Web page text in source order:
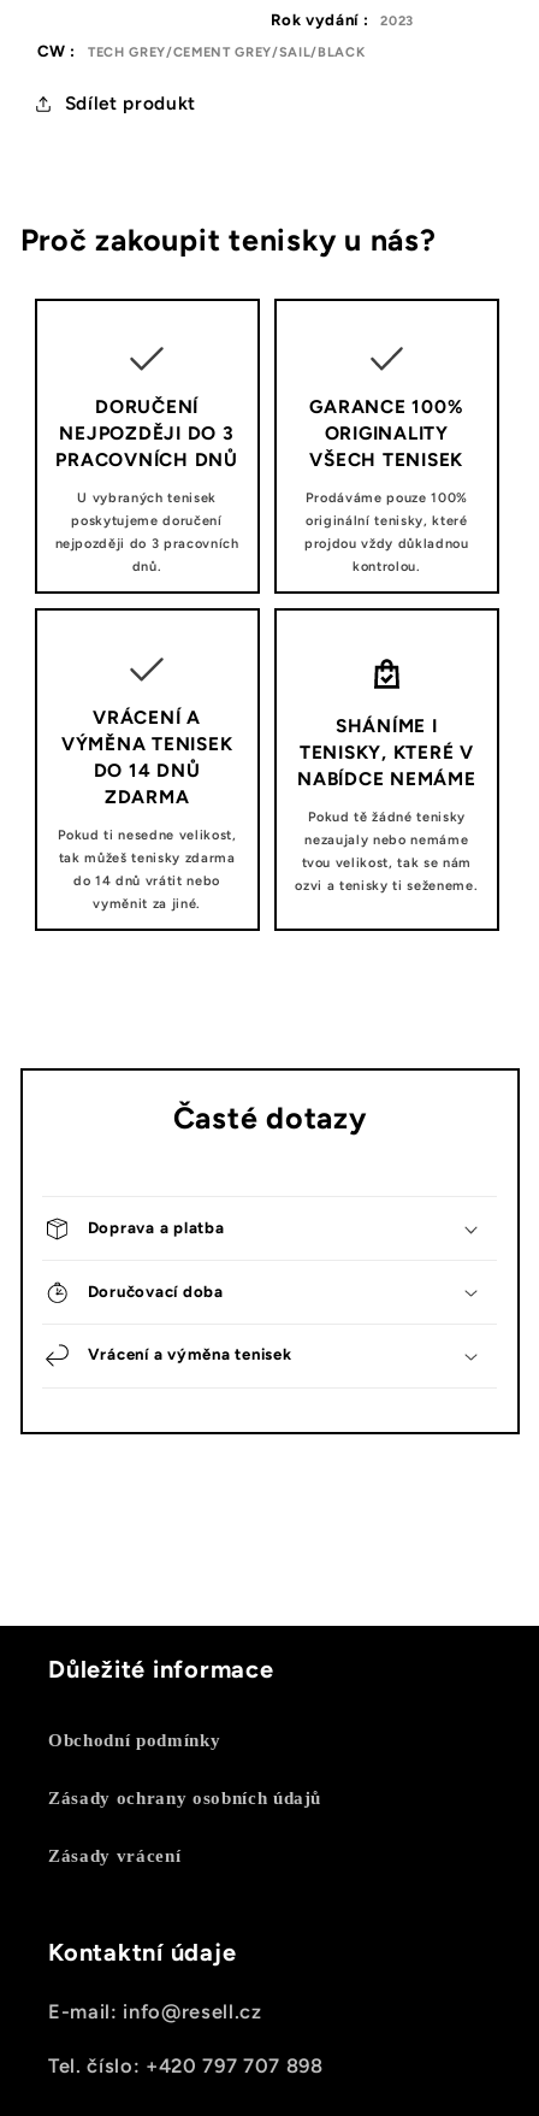
Rok vydání : 2023
CW : TECH GREY/CEMENT GREY/SAIL/BLACK
Sdílet produkt
Proč zakoupit tenisky u nás?
DORUČENÍ
NEJPOZDĚJI DO 3
PRACOVNÍCH DNŮ
U vybraných tenisek
poskytujeme doručení
nejpozději do 3 pracovních
dnů.
GARANCE 100%
ORIGINALITY
VŠECH TENISEK
Prodáváme pouze 100%
originální tenisky, které
projdou vždy důkladnou
kontrolou.
VRÁCENÍ A
VÝMĚNA TENISEK
DO 14 DNŮ
ZDARMA
Pokud ti nesedne velikost,
tak můžeš tenisky zdarma
do 14 dnů vrátit nebo
vyměnit za jiné.
SHÁNÍME I
TENISKY, KTERÉ V
NABÍDCE NEMÁME
Pokud tě žádné tenisky
nezaujaly nebo nemáme
tvou velikost, tak se nám
ozvi a tenisky ti seženeme.
Časté dotazy
Doprava a platba
Doručovací doba
Vrácení a výměna tenisek
Důležité informace
Obchodní podmínky
Zásady ochrany osobních údajů
Zásady vrácení
Kontaktní údaje
E-mail: info@resell.cz
Tel. číslo: +420 797 707 898